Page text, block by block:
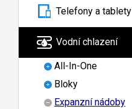
Telefony a tablety
Vodní chlazení
All-In-One
Bloky
Expanzní nádoby